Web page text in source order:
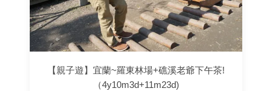
【親子遊】宜蘭~羅東林場+礁溪老爺下午茶!
（4y10m3d+11m23d)